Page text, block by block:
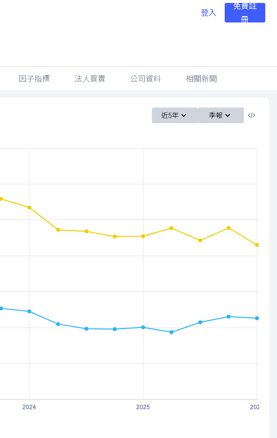
登入
免費註
冊
因子指標 法人買賣 公司資料 相關新聞
近5年 季報